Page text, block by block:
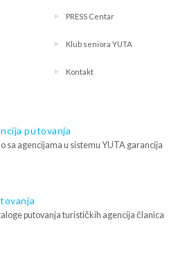
PRESS Centar
Klub seniora YUTA
Kontakt
putovanja
sa agencijama u sistemu YUTA garancija
putovanja turističkih agencija članica